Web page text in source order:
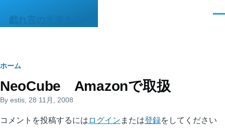
戯れ言の水溜まりΦ
パ
ン
く
ず
ホーム
NeoCube Amazonで取扱
By estis , 28 11月, 2008
コメントを投稿するには ログイン または登録をしてください